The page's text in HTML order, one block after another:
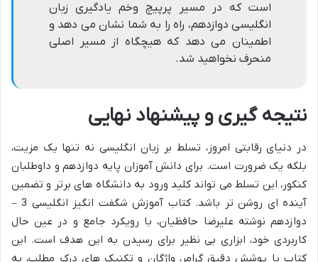
است که در مسیر پرپیچ وخم یادگیری زبان
انگلیسی دوازدهم، راه را به شما نشان می دهد و
اطمینان می دهد که هیچگاه از مسیر اصلی
منحرف نخواهید شد.
نتیجه گیری و پیشنهاد نهایی
در دنیای رقابتی امروز، تسلط بر زبان انگلیسی نه تنها یک مزیت،
بلکه یک ضرورت است. برای دانش آموزان پایه دوازدهم و داوطلبان
کنکور، این تسلط می تواند کلید ورود به دانشگاه های برتر و تضمین
آینده ای روشن تر باشد. کتاب آموزش شگفت انگیز انگلیسی 3 –
دوازدهم نوشته علیرضا حافظیان، با رویکرد جامع و در عین حال
کاربردی خود، ابزاری بی نظیر برای رسیدن به این هدف است. این
کتاب با پوشش دقیق گرامر، واژگان و تکنیک های درک مطلب، به